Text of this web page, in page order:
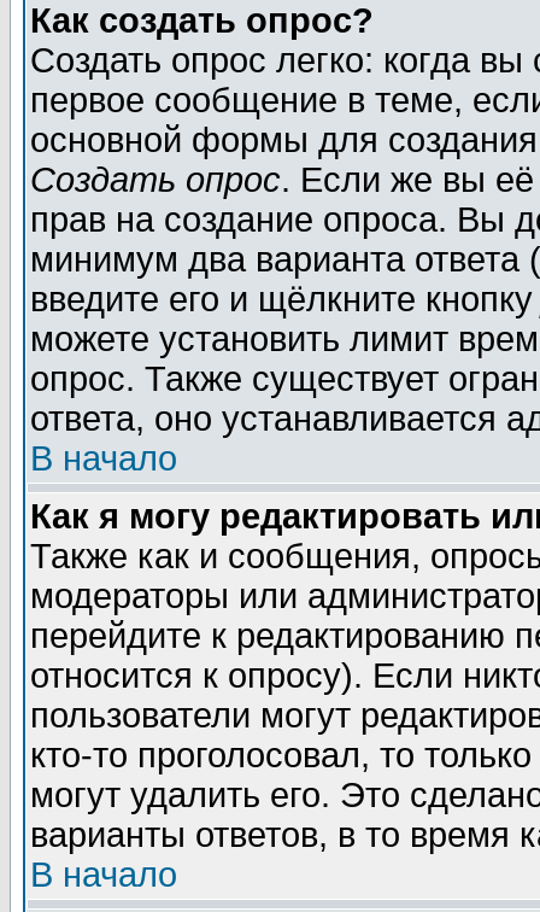
Как создать опрос?
Создать опрос легко: когда
первое сообщение в теме,
основной формы для
Создать опрос. Если же вы её
прав на создание опроса. Вы
минимум два варианта ответа
введите его и щёлкните
можете установить лимит
опрос. Также существует
ответа, оно устанавливается
В начало
Как я могу редактировать
Также как и сообщения,
модераторы или
перейдите к редактированию
относится к опросу). Если
пользователи могут
кто-то проголосовал, то
могут удалить его. Это
варианты ответов, в то время
В начало